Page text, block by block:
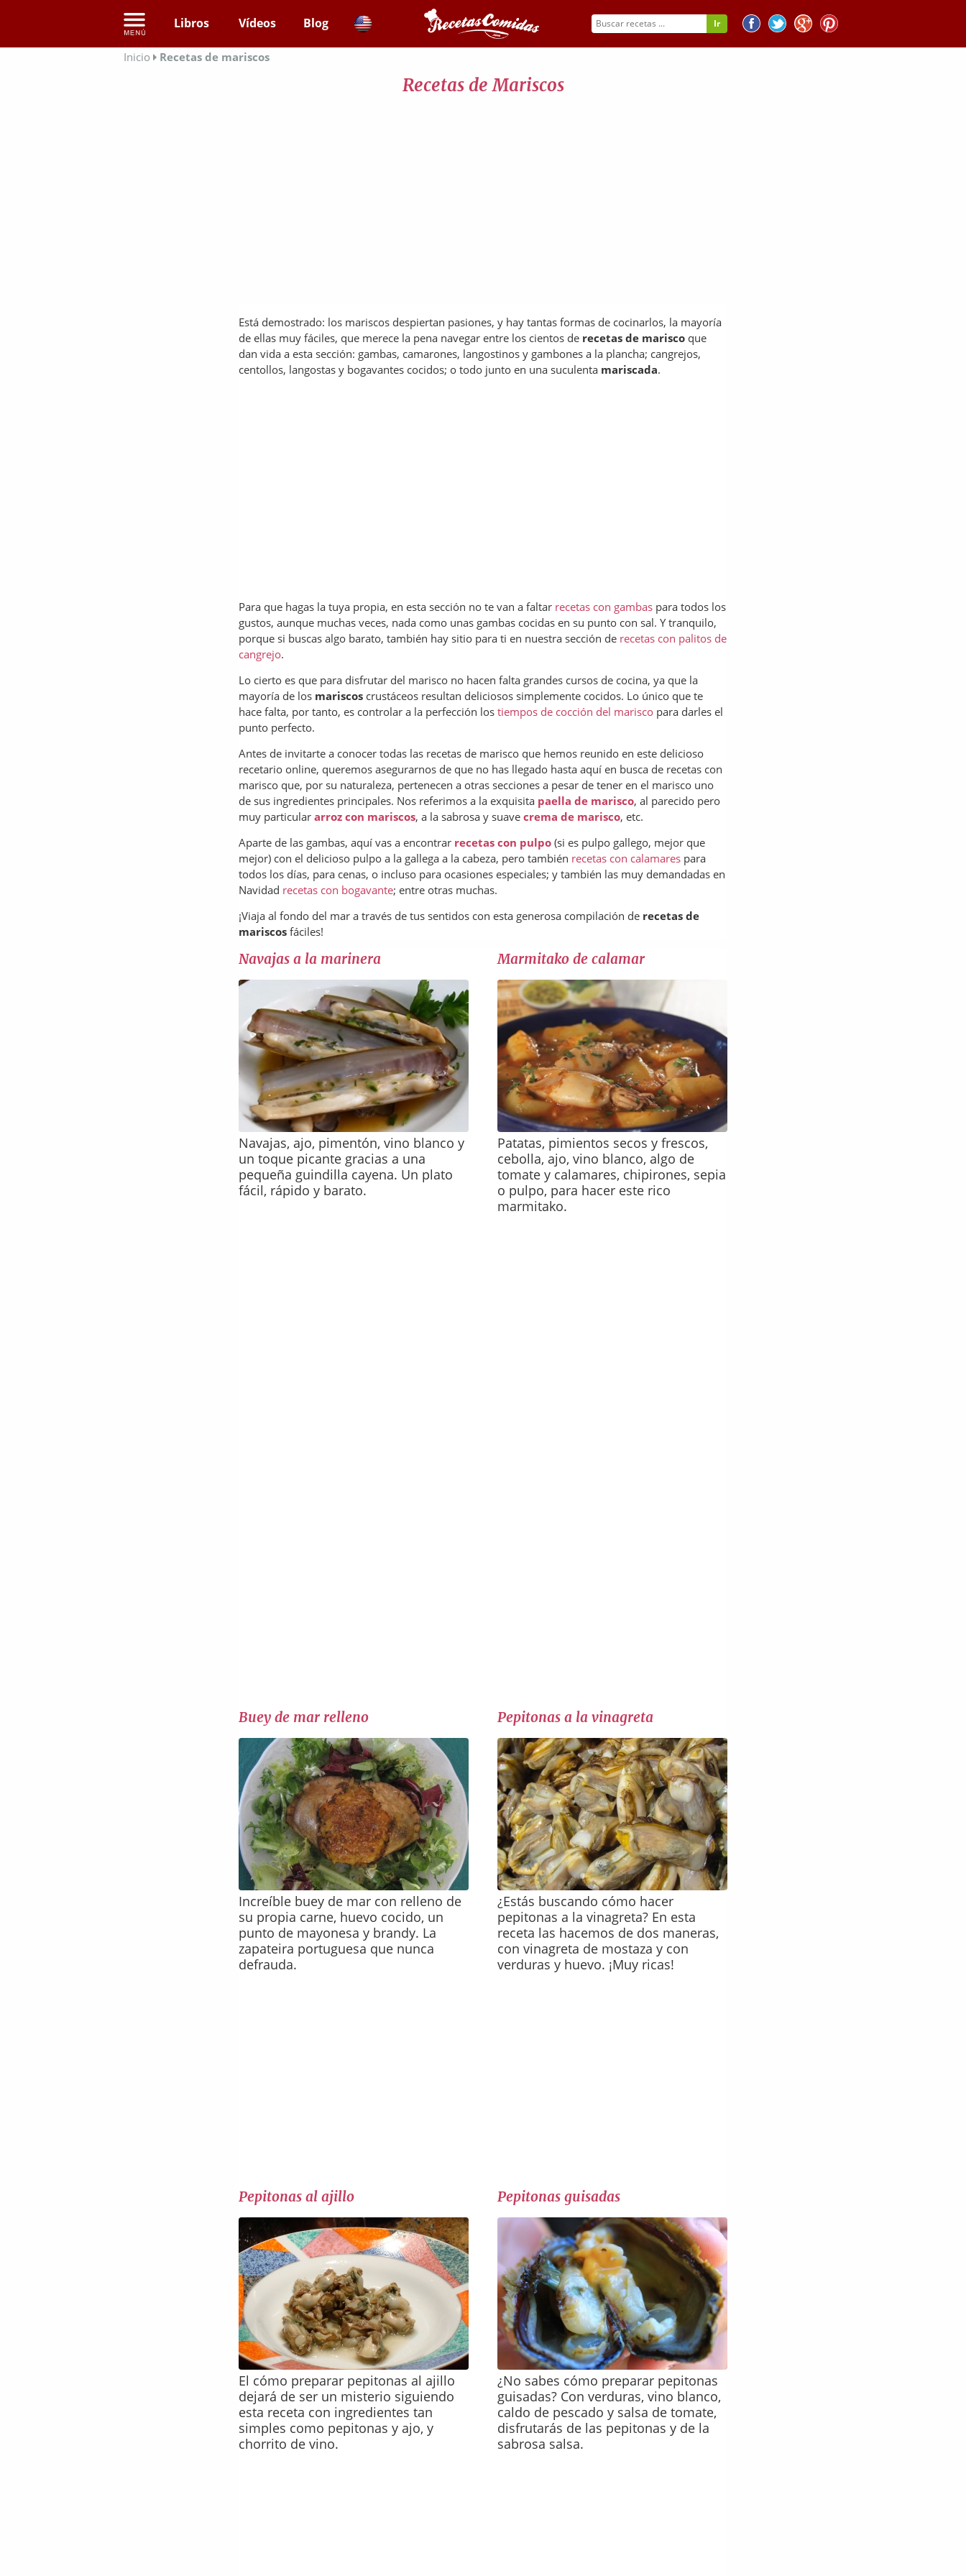
Libros Vídeos Blog
Inicio Recetas de mariscos
Recetas de Mariscos
Está demostrado: los mariscos despiertan pasiones, y hay tantas formas de cocinarlos, la mayoría
de ellas muy fáciles, que merece la pena navegar entre los cientos de recetas de marisco que
dan vida a esta sección: gambas, camarones, langostinos y gambones a la plancha; cangrejos,
centollos, langostas y bogavantes cocidos; o todo junto en una suculenta mariscada.
Para que hagas la tuya propia, en esta sección no te van a faltar recetas con gambas para todos los
gustos, aunque muchas veces, nada como unas gambas cocidas en su punto con sal. Y tranquilo,
porque si buscas algo barato, también hay sitio para ti en nuestra sección de recetas con palitos de
cangrejo.
Lo cierto es que para disfrutar del marisco no hacen falta grandes cursos de cocina, ya que la
mayoría de los mariscos crustáceos resultan deliciosos simplemente cocidos. Lo único que te
hace falta, por tanto, es controlar a la perfección los tiempos de cocción del marisco para darles el
punto perfecto.
Antes de invitarte a conocer todas las recetas de marisco que hemos reunido en este delicioso
recetario online, queremos asegurarnos de que no has llegado hasta aquí en busca de recetas con
marisco que, por su naturaleza, pertenecen a otras secciones a pesar de tener en el marisco uno
de sus ingredientes principales. Nos referimos a la exquisita paella de marisco, al parecido pero
muy particular arroz con mariscos, a la sabrosa y suave crema de marisco, etc.
Aparte de las gambas, aquí vas a encontrar recetas con pulpo (si es pulpo gallego, mejor que
mejor) con el delicioso pulpo a la gallega a la cabeza, pero también recetas con calamares para
todos los días, para cenas, o incluso para ocasiones especiales; y también las muy demandadas en
Navidad recetas con bogavante; entre otras muchas.
¡Viaja al fondo del mar a través de tus sentidos con esta generosa compilación de recetas de
mariscos fáciles!
Navajas a la marinera
Navajas, ajo, pimentón, vino blanco y
un toque picante gracias a una
pequeña guindilla cayena. Un plato
fácil, rápido y barato.
Marmitako de calamar
Patatas, pimientos secos y frescos,
cebolla, ajo, vino blanco, algo de
tomate y calamares, chipirones, sepia
o pulpo, para hacer este rico
marmitako.
Buey de mar relleno
Increíble buey de mar con relleno de
su propia carne, huevo cocido, un
punto de mayonesa y brandy. La
zapateira portuguesa que nunca
defrauda.
Pepitonas a la vinagreta
¿Estás buscando cómo hacer
pepitonas a la vinagreta? En esta
receta las hacemos de dos maneras,
con vinagreta de mostaza y con
verduras y huevo. ¡Muy ricas!
Pepitonas al ajillo
El cómo preparar pepitonas al ajillo
dejará de ser un misterio siguiendo
esta receta con ingredientes tan
simples como pepitonas y ajo, y
chorrito de vino.
Pepitonas guisadas
¿No sabes cómo preparar pepitonas
guisadas? Con verduras, vino blanco,
caldo de pescado y salsa de tomate,
disfrutarás de las pepitonas y de la
sabrosa salsa.